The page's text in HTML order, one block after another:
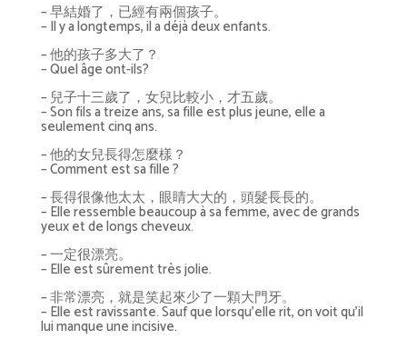
– 早結婚了，已經有兩個孩子。
– Il y a longtemps, il a déjà deux enfants.
– 他的孩子多大了？
– Quel âge ont-ils?
– 兒子十三歲了，女兒比較小，才五歲。
– Son fils a treize ans, sa fille est plus jeune, elle a
seulement cinq ans.
– 他的女兒長得怎麼樣？
– Comment est sa fille ?
– 長得很像他太太，眼睛大大的，頭髮長長的。
– Elle ressemble beaucoup à sa femme, avec de grands
yeux et de longs cheveux.
– 一定很漂亮。
– Elle est sûrement très jolie.
– 非常漂亮，就是笑起來少了一顆大門牙。
– Elle est ravissante. Sauf que lorsqu’elle rit, on voit qu’il
lui manque une incisive.